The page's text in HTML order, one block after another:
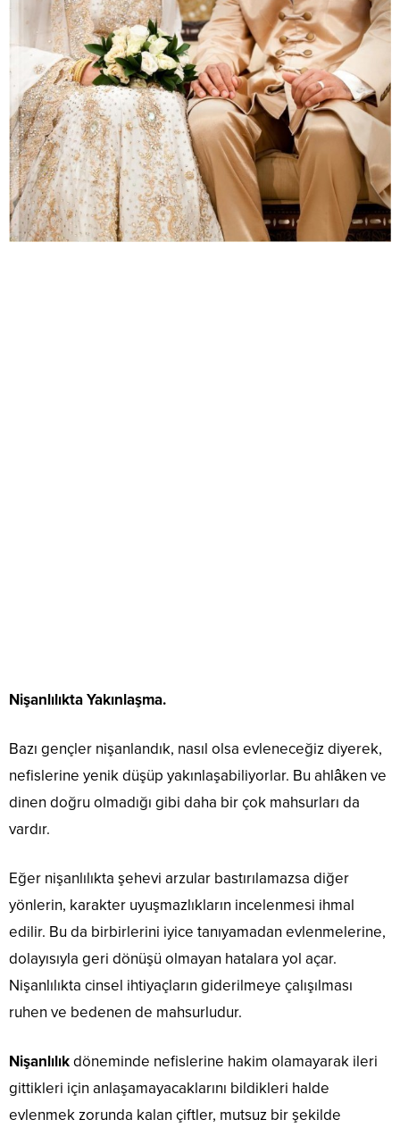
Nişanlılıkta Yakınlaşma.
Bazı gençler nişanlandık, nasıl olsa evleneceğiz diyerek,
nefislerine yenik düşüp yakınlaşabiliyorlar. Bu ahlâken ve
dinen doğru olmadığı gibi daha bir çok mahsurları da
vardır.
Eğer nişanlılıkta şehevi arzular bastırılamazsa diğer
yönlerin, karakter uyuşmazlıkların incelenmesi ihmal
edilir. Bu da birbirlerini iyice tanıyamadan evlenmelerine,
dolayısıyla geri dönüşü olmayan hatalara yol açar.
Nişanlılıkta cinsel ihtiyaçların giderilmeye çalışılması
ruhen ve bedenen de mahsurludur.
Nişanlılıkdöneminde nefislerine hakim olamayarak ileri
gittikleri için anlaşamayacaklarını bildikleri halde
evlenmek zorunda kalan çiftler, mutsuz bir şekilde